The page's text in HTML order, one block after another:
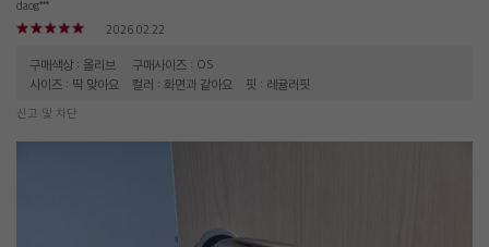
daog***
2026.02.22
구매색상 : 올리브
구매사이즈 : OS
사이즈 : 딱 맞아요
컬러 : 화면과 같아요 핏 : 레귤러핏
신고 및 차단